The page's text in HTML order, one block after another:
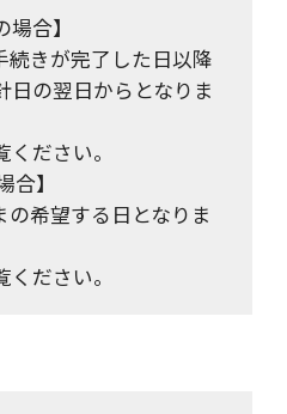
合】
続きが完了した日以降
日の翌日からとなりま
ください。
合】
希望する日となりま
ください。